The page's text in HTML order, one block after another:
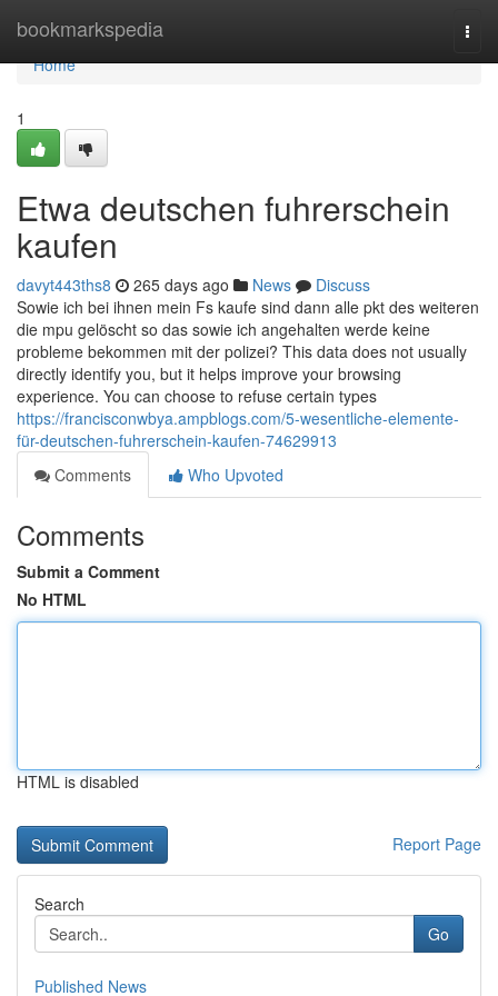
bookmarkspedia
Home
Home
1
Etwa deutschen fuhrerschein
kaufen
davyt443ths8 265 days ago News
Discuss
Sowie ich bei ihnen mein Fs kaufe sind dann alle pkt des weiteren
die mpu gelöscht so das sowie ich angehalten werde keine
probleme bekommen mit der polizei? This data does not usually
directly identify you, but it helps improve your browsing
experience. You can choose to refuse certain types
https://francisconwbya.ampblogs.com/5-wesentliche-elemente-
für-deutschen-fuhrerschein-kaufen-74629913
Comments
Who Upvoted
Comments
Submit a Comment
No HTML
HTML is disabled
Report Page
Search
Go
Published News